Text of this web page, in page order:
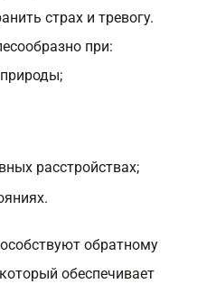
страх и тревогу.
при:
расстройствах;
обратному
обеспечивает